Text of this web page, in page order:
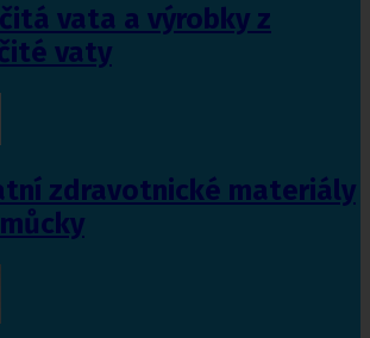
vata a výrobky z
vaty
zdravotnické materiály